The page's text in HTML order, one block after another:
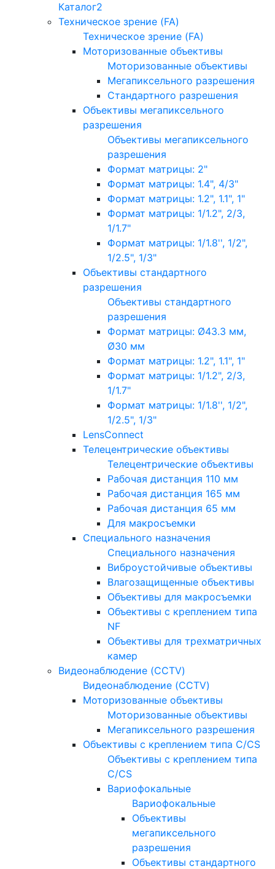
Каталог2
Техническое зрение (FA)
Техническое зрение (FA)
Моторизованные объективы
Моторизованные объективы
Мегапиксельного разрешения
Стандартного разрешения
Объективы мегапиксельного
разрешения
Объективы мегапиксельного
разрешения
Формат матрицы: 2"
Формат матрицы: 1.4", 4/3"
Формат матрицы: 1.2", 1.1", 1"
Формат матрицы: 1/1.2", 2/3,
1/1.7"
Формат матрицы: 1/1.8'', 1/2",
1/2.5", 1/3"
Объективы стандартного
разрешения
Объективы стандартного
разрешения
Формат матрицы: Ø43.3 мм,
Ø30 мм
Формат матрицы: 1.2", 1.1", 1"
Формат матрицы: 1/1.2", 2/3,
1/1.7"
Формат матрицы: 1/1.8'', 1/2",
1/2.5", 1/3"
LensConnect
Телецентрические объективы
Телецентрические объективы
Рабочая дистанция 110 мм
Рабочая дистанция 165 мм
Рабочая дистанция 65 мм
Для макросъемки
Специального назначения
Специального назначения
Виброустойчивые объективы
Влагозащищенные объективы
Объективы для макросъемки
Объективы с креплением типа
NF
Объективы для трехматричных
камер
Видеонаблюдение (CCTV)
Видеонаблюдение (CCTV)
Моторизованные объективы
Моторизованные объективы
Мегапиксельного разрешения
Объективы с креплением типа C/CS
Объективы с креплением типа
C/CS
Вариофокальные
Вариофокальные
Объективы
мегапиксельного
разрешения
Объективы стандартного